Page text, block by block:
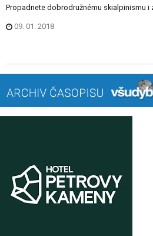
Propadnete dobrodružnému skialpinismu i
09. 01. 2018